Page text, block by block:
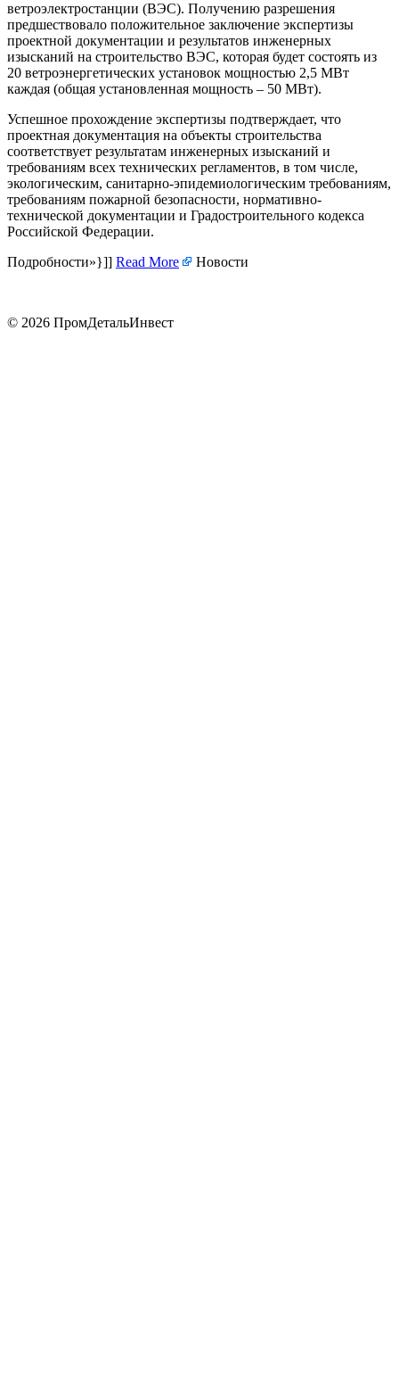
ветроэлектростанции (ВЭС). Получению разрешения
предшествовало положительное заключение экспертизы
проектной документации и результатов инженерных
изысканий на строительство ВЭС, которая будет состоять из
20 ветроэнергетических установок мощностью 2,5 МВт
каждая (общая установленная мощность – 50 МВт).
Успешное прохождение экспертизы подтверждает, что
проектная документация на объекты строительства
соответствует результатам инженерных изысканий и
требованиям всех технических регламентов, в том числе,
экологическим, санитарно-эпидемиологическим требованиям,
требованиям пожарной безопасности, нормативно-
технической документации и Градостроительного кодекса
Российской Федерации.
Подробности»}]] Read More Новости
© 2026 ПромДетальИнвест